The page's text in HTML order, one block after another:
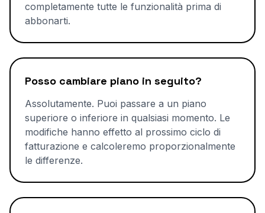
completamente tutte le funzionalità prima di
abbonarti.
Posso cambiare piano in seguito?
Assolutamente. Puoi passare a un piano
superiore o inferiore in qualsiasi momento. Le
modifiche hanno effetto al prossimo ciclo di
fatturazione e calcoleremo proporzionalmente
le differenze.